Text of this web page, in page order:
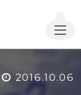
2016.10.06